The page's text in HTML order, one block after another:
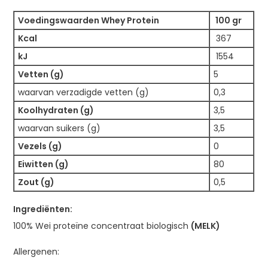
Voedingswaarden Whey Protein
100 gr
Kcal
367
kJ
1554
Vetten (g)
5
waarvan verzadigde vetten (g)
0,3
Koolhydraten (g)
3,5
waarvan suikers (g)
3,5
Vezels (g)
0
Eiwitten (g)
80
Zout (g)
0,5
Ingrediënten:
100% Wei proteïne concentraat biologisch (MELK)
Allergenen: